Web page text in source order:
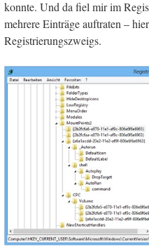
konnte. Und da fiel mir im
mehrere Einträge auftraten –
Registrierungszweigs.